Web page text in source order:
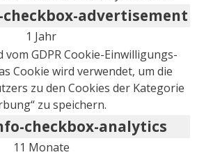
advertisement
1 Jahr
vom GDPR Cookie-Einwilligungs-
Cookie wird verwendet, um die
zu den Cookies der Kategorie
zu speichern.
checkbox-analytics
11 Monate